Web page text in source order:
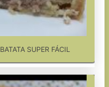
SUPER FÁCIL